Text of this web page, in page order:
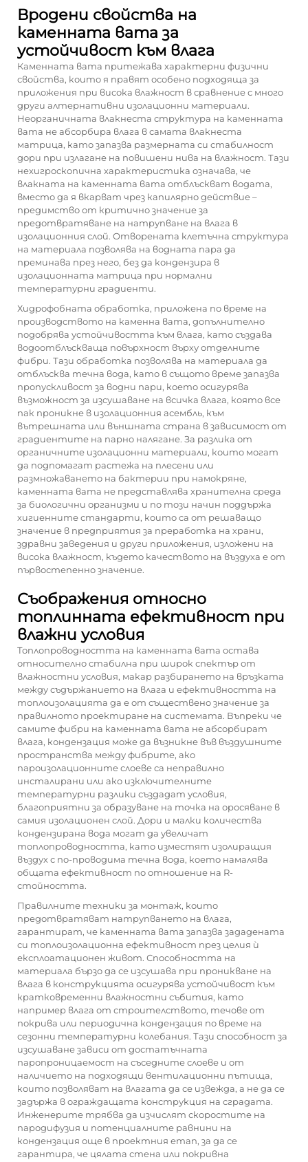
Вродени свойства на
каменната вата за
устойчивост към влага
Каменната вата притежава характерни физични
свойства, които я правят особено подходяща за
приложения при висока влажност в сравнение с много
други алтернативни изолационни материали.
Неорганичната влакнеста структура на каменната
вата не абсорбира влага в самата влакнеста
матрица, като запазва размерната си стабилност
дори при излагане на повишени нива на влажност. Тази
нехигроскопична характеристика означава, че
влакната на каменната вата отблъскват водата,
вместо да я вкарват чрез капилярно действие –
предимство от критично значение за
предотвратяване на натрупване на влага в
изолационния слой. Отворената клетъчна структура
на материала позволява на водната пара да
преминава през него, без да кондензира в
изолационната матрица при нормални
температурни градиенти.
Хидрофобната обработка, приложена по време на
производството на каменна вата, допълнително
подобрява устойчивостта към влага, като създава
водоотблъскваща повърхност върху отделните
фибри. Тази обработка позволява на материала да
отблъсква течна вода, като в същото време запазва
пропускливост за водни пари, което осигурява
възможност за изсушаване на всичка влага, която все
пак проникне в изолационния асембль, към
вътрешната или външната страна в зависимост от
градиентите на парно налягане. За разлика от
органичните изолационни материали, които могат
да подпомагат растежа на плесени или
размножаването на бактерии при намокряне,
каменната вата не представлява хранителна среда
за биологични организми и по този начин поддържа
хигиенните стандарти, които са от решаващо
значение в предприятия за преработка на храни,
здравни заведения и други приложения, изложени на
висока влажност, където качеството на въздуха е от
първостепенно значение.
Съображения относно
топлинната ефективност при
влажни условия
Топлопроводността на каменната вата остава
относително стабилна при широк спектър от
влажностни условия, макар разбирането на връзката
между съдържанието на влага и ефективността на
топлоизолацията да е от съществено значение за
правилното проектиране на системата. Въпреки че
самите фибри на каменната вата не абсорбират
влага, кондензация може да възникне във въздушните
пространства между фибрите, ако
пароизолационните слоеве са неправилно
инсталирани или ако изключителните
температурни разлики създадат условия,
благоприятни за образуване на точка на оросяване в
самия изолационен слой. Дори и малки количества
кондензирана вода могат да увеличат
топлопроводността, като изместят изолиращия
въздух с по-проводима течна вода, което намалява
общата ефективност по отношение на R-
стойността.
Правилните техники за монтаж, които
предотвратяват натрупването на влага,
гарантират, че каменната вата запазва зададената
си топлоизолационна ефективност през целия ѝ
експлоатационен живот. Способността на
материала бързо да се изсушава при проникване на
влага в конструкцията осигурява устойчивост към
кратковременни влажностни събития, като
например влага от строителството, течове от
покрива или периодична кондензация по време на
сезонни температурни колебания. Тази способност за
изсушаване зависи от достатъчната
паропроницаемост на съседните слоеве и от
наличието на подходящи вентилационни пътища,
които позволяват на влагата да се извежда, а не да се
задържа в ограждащата конструкция на сградата.
Инженерите трябва да изчислят скоростите на
пародифузия и потенциалните равнини на
кондензация още в проектния етап, за да се
гарантира, че цялата стена или покривна